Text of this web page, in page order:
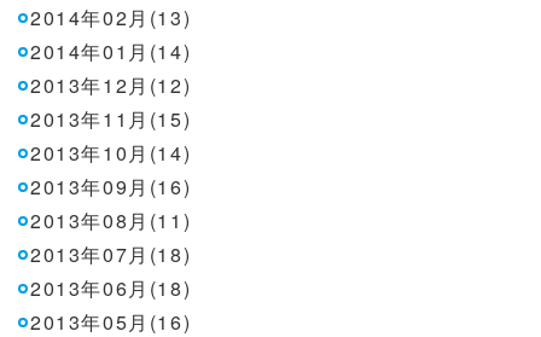
2014年02月(13)
2014年01月(14)
2013年12月(12)
2013年11月(15)
2013年10月(14)
2013年09月(16)
2013年08月(11)
2013年07月(18)
2013年06月(18)
2013年05月(16)